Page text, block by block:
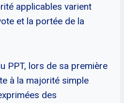
applicables varient
et la portée de la
PPT, lors de sa première
à la majorité simple
des